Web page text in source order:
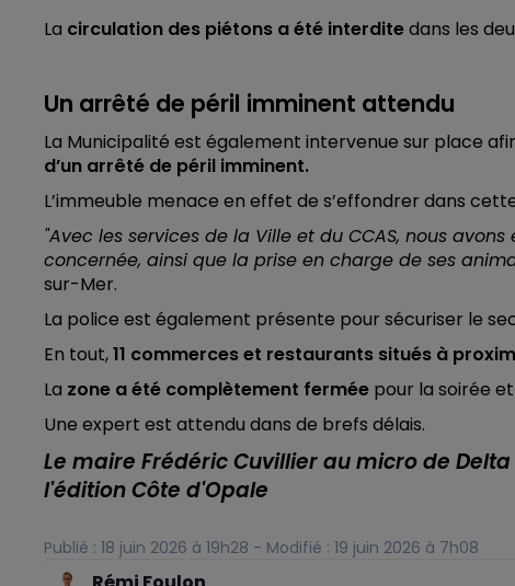
La circulation des piétons a été interditedans les
Un arrêté de péril imminent attendu
La Municipalité est également intervenue sur place
d’un arrêté de péril imminent.
L’immeuble menace en effet de s’effondrer dans
"Avec les services de la Ville et du CCAS, nous
concernée, ainsi que la prise en charge de ses
sur-Mer.
La police est également présente pour sécuriser le
En tout,11 commerces et restaurants situés à
La zone a été complètement fermée pour la soirée
Une expert est attendu dans de brefs délais.
Le maire Frédéric Cuvillier au micro de
l'édition Côte d'Opale
Publié : 18 juin 2026 à 19h28 - Modifié : 19 juin 2026 à 7h08